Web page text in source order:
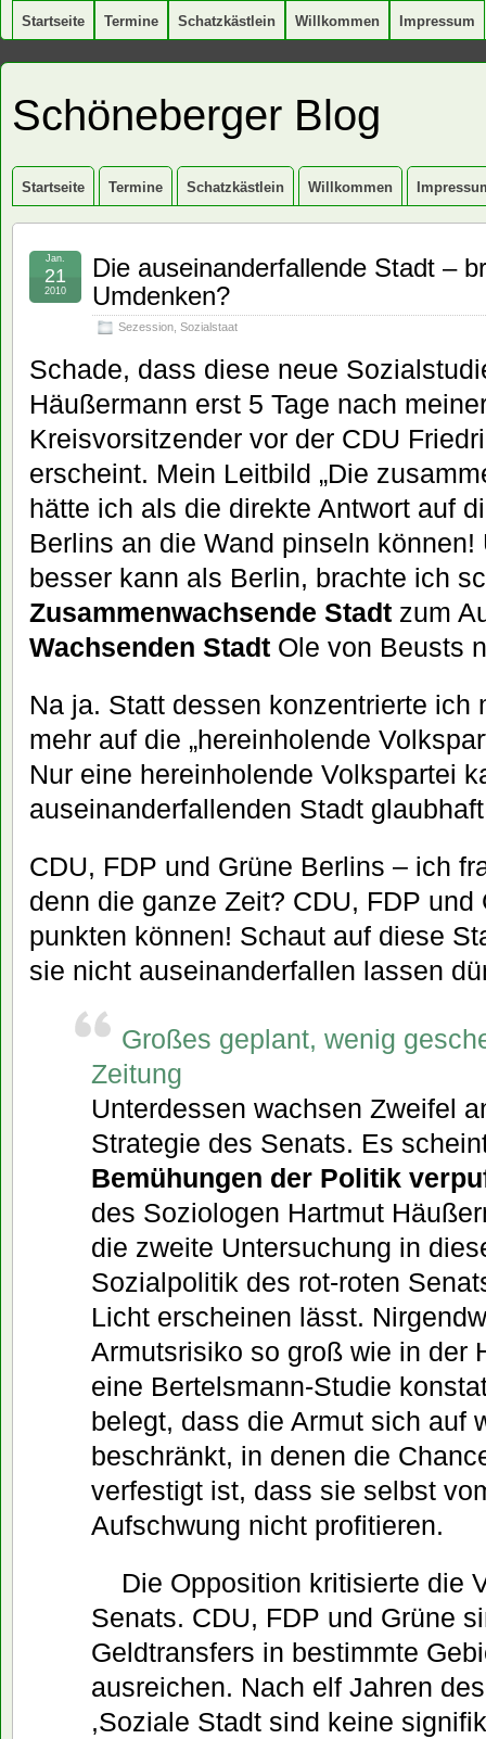
Startseite Termine Schatzkästlein Willkommen Impressum
Schöneberger Blog
Startseite Termine Schatzkästlein Willkommen
Die auseinanderfallende Stadt –
Umdenken?
Sezession Sozialstaat
Jan.
21
2010
Schade, dass diese neue
Häußermann erst 5 Tage nach
Kreisvorsitzender vor der CDU
erscheint. Mein Leitbild „Die
hätte ich als die direkte Antwort auf
Berlins an die Wand pinseln
besser kann als Berlin, brachte ich
Zusammenwachsende Stadt zum
Wachsenden Stadt Ole von Beusts
Na ja. Statt dessen konzentrierte ich
mehr auf die „hereinholende
Nur eine hereinholende Volkspartei
auseinanderfallenden Stadt
CDU, FDP und Grüne Berlins – ich
denn die ganze Zeit? CDU, FDP und
punkten können! Schaut auf diese
sie nicht auseinanderfallen lassen
Großes geplant, wenig
Zeitung
Unterdessen wachsen Zweifel
Strategie des Senats. Es
Bemühungen der Politik
des Soziologen Hartmut
die zweite Untersuchung in
Sozialpolitik des rot-roten
Licht erscheinen lässt.
Armutsrisiko so groß wie in der
eine Bertelsmann-Studie
belegt, dass die Armut sich auf
beschränkt, in denen die
verfestigt ist, dass sie selbst
Aufschwung nicht profitieren.
Die Opposition kritisierte die
Senats. CDU, FDP und Grüne
Geldtransfers in bestimmte
ausreichen. Nach elf Jahren
,Soziale Stadt sind keine